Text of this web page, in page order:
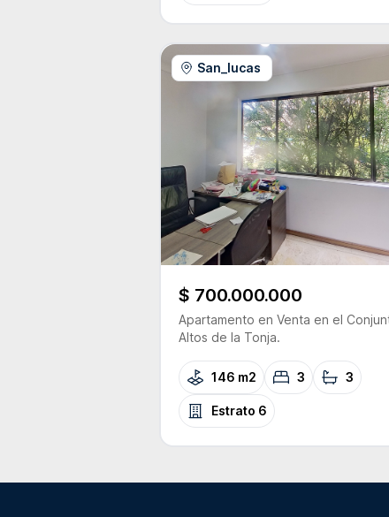
San_lucas
$ 700.000.000
Apartamento en Venta en el
Altos de la Tonja.
146 m2 3 3
Estrato 6